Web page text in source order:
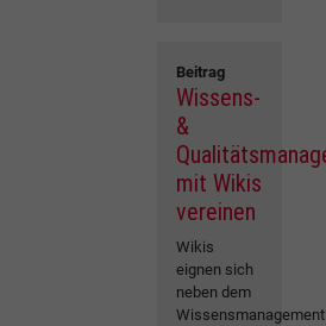
Beitrag
Wissens-
&
mit Wikis
vereinen
Wikis
eignen sich
neben dem
Wissensmanagement